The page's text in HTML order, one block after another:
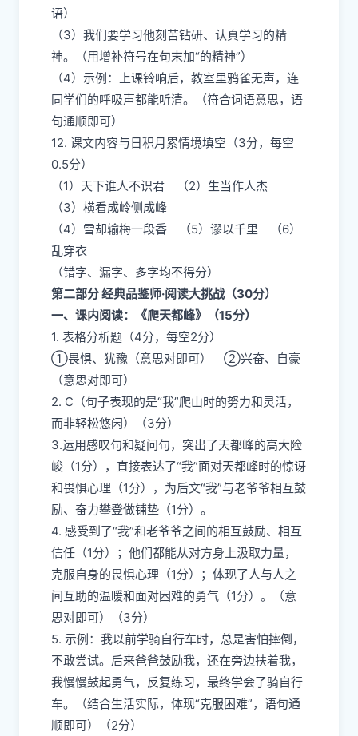
语）
（3）我们要学习他刻苦钻研、认真学习的精
神。（用增补符号在句末加“的精神”）
（4）示例：上课铃响后，教室里鸦雀无声，连
同学们的呼吸声都能听清。（符合词语意思，语
句通顺即可）
12. 课文内容与日积月累情境填空（3分，每空
0.5分）
（1）天下谁人不识君 （2）生当作人杰
（3）横看成岭侧成峰
（4）雪却输梅一段香 （5）谬以千里 （6）
乱穿衣
（错字、漏字、多字均不得分）
第二部分 经典品鉴师·阅读大挑战（30分）
一、课内阅读：《爬天都峰》（15分）
1. 表格分析题（4分，每空2分）
①畏惧、犹豫（意思对即可） ②兴奋、自豪
（意思对即可）
2. C（句子表现的是“我”爬山时的努力和灵活，
而非轻松悠闲）（3分）
3.运用感叹句和疑问句，突出了天都峰的高大险
峻（1分），直接表达了“我”面对天都峰时的惊讶
和畏惧心理（1分），为后文“我”与老爷爷相互鼓
励、奋力攀登做铺垫（1分）。
4. 感受到了“我”和老爷爷之间的相互鼓励、相互
信任（1分）；他们都能从对方身上汲取力量，
克服自身的畏惧心理（1分）；体现了人与人之
间互助的温暖和面对困难的勇气（1分）。（意
思对即可）（3分）
5. 示例：我以前学骑自行车时，总是害怕摔倒，
不敢尝试。后来爸爸鼓励我，还在旁边扶着我，
我慢慢鼓起勇气，反复练习，最终学会了骑自行
车。（结合生活实际，体现“克服困难”，语句通
顺即可）（2分）